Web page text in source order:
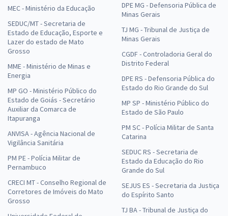
MEC - Ministério da Educação
SEDUC/MT - Secretaria de
Estado de Educação, Esporte e
Lazer do estado de Mato
Grosso
MME - Ministério de Minas e
Energia
MP GO - Ministério Público do
Estado de Goiás - Secretário
Auxiliar da Comarca de
Itapuranga
ANVISA - Agência Nacional de
Vigilância Sanitária
PM PE - Polícia Militar de
Pernambuco
CRECI MT - Conselho Regional de
Corretores de Imóveis do Mato
Grosso
DPE MG - Defensoria Pública de
Minas Gerais
TJ MG - Tribunal de Justiça de
Minas Gerais
CGDF - Controladoria Geral do
Distrito Federal
DPE RS - Defensoria Pública do
Estado do Rio Grande do Sul
MP SP - Ministério Público do
Estado de São Paulo
PM SC - Polícia Militar de Santa
Catarina
SEDUC RS - Secretaria de
Estado da Educação do Rio
Grande do Sul
SEJUS ES - Secretaria da Justiça
do Espírito Santo
TJ BA - Tribunal de Justiça do